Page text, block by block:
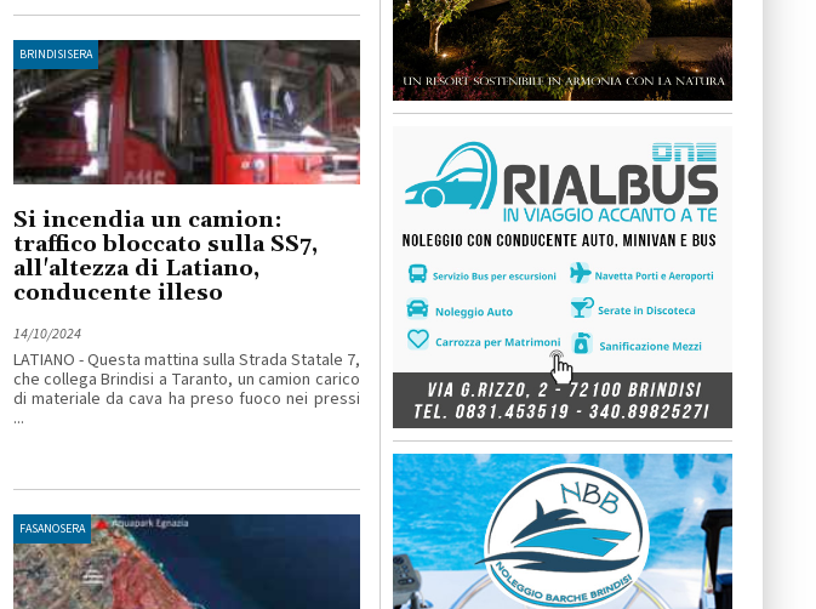
BRINDISISERA
Si incendia un camion:
traffico bloccato sulla SS7,
all'altezza di Latiano,
conducente illeso
14/10/2024
LATIANO - Questa mattina sulla Strada Statale 7,
che collega Brindisi a Taranto, un camion carico
di materiale da cava ha preso fuoco nei pressi
...
FASANOSERA